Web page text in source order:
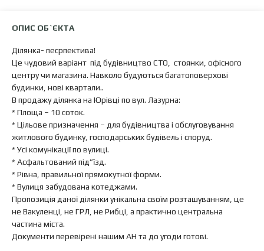
ОПИС ОБ`ЄКТА
Ділянка- песрпектива!
Це чудовий варіант під будівництво СТО, стоянки, офісного
центру чи магазина. Навколо будуються багатоповерхові
будинки, нові квартали..
В продажу ділянка на Юрівці по вул. Лазурна:
* Площа – 10 соток.
* Цільове призначення – для будівництва і обслуговування
житлового будинку, господарських будівель і споруд.
* Усі комунікації по вулиці.
* Асфальтований під”їзд.
* Рівна, правильної прямокутної форми.
* Вулиця забудована котеджами.
Пропозиція даної ділянки унікальна своїм розташуванням, це
не Вакуленці, не ГРЛ, не Рибці, а практично центральна
частина міста.
Документи перевірені нашим АН та до угоди готові.